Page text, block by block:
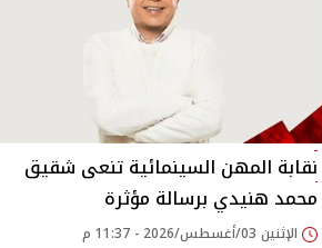
نقابة المهن السينمائية تنعى شقيق
محمد هنيدي برسالة مؤثرة
الإثنين 03/أغسطس/2026 - 11:37 م